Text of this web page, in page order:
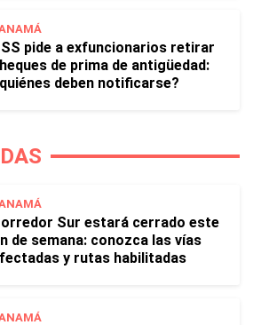
pide a exfuncionarios retirar
de prima de antigüedad:
deben notificarse?
Sur estará cerrado este
de semana: conozca las vías
y rutas habilitadas